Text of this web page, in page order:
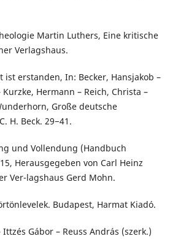
Martin Luthers, Eine kritische
Verlagshaus.
ist erstanden, In: Becker, Hansjakob –
Hermann – Reich, Christa –
Große deutsche
H. Beck. 29−41.
und Vollendung (Handbuch
Herausgegeben von Carl Heinz
Ver-lagshaus Gerd Mohn.
Budapest, Harmat Kiadó.
Ittzés Gábor – Reuss András (szerk.)